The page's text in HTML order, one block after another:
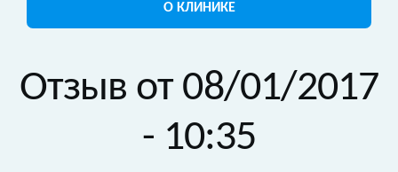
О КЛИНИКЕ
Отзыв от 08/01/2017
- 10:35